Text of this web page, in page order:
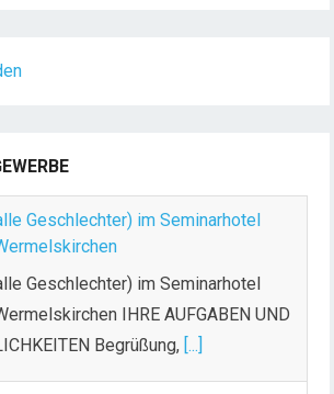
Geschlechter) im Seminarhotel
Geschlechter) im Seminarhotel
IHRE AUFGABEN UND
Begrüßung, [...]